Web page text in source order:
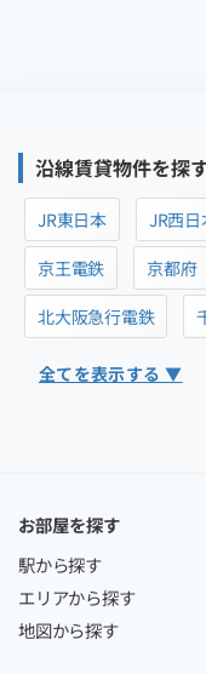
沿線賃貸物件を探
JR東日本 JR西日
京王電鉄
京都府
北大阪急行電鉄
全てを表示する ▼
お部屋を探す
駅から探す
エリアから探す
地図から探す